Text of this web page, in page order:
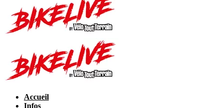
Accueil
Infos